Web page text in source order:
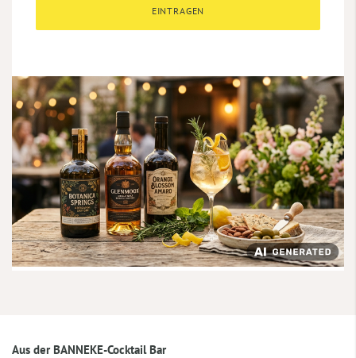
EINTRAGEN
Aus der BANNEKE-Cocktail Bar